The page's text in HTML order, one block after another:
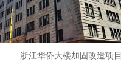
浙江华侨大楼加固改造项目